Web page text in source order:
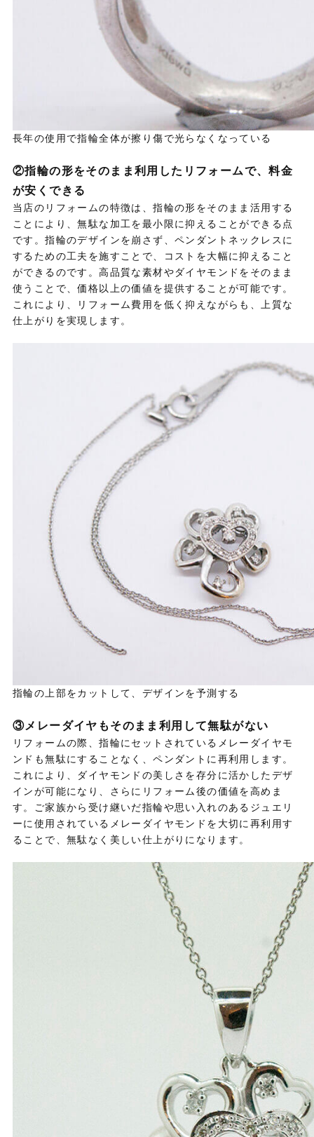
長年の使用で指輪全体が擦り傷で光らなくなっている
②指輪の形をそのまま利用したリフォームで、料金
が安くできる
当店のリフォームの特徴は、指輪の形をそのまま活用する
ことにより、無駄な加工を最小限に抑えることができる点
です。指輪のデザインを崩さず、ペンダントネックレスに
するための工夫を施すことで、コストを大幅に抑えること
ができるのです。高品質な素材やダイヤモンドをそのまま
使うことで、価格以上の価値を提供することが可能です。
これにより、リフォーム費用を低く抑えながらも、上質な
仕上がりを実現します。
指輪の上部をカットして、デザインを予測する
③メレーダイヤもそのまま利用して無駄がない
リフォームの際、指輪にセットされているメレーダイヤモ
ンドも無駄にすることなく、ペンダントに再利用します。
これにより、ダイヤモンドの美しさを存分に活かしたデザ
インが可能になり、さらにリフォーム後の価値を高めま
す。ご家族から受け継いだ指輪や思い入れのあるジュエリ
ーに使用されているメレーダイヤモンドを大切に再利用す
ることで、無駄なく美しい仕上がりになります。